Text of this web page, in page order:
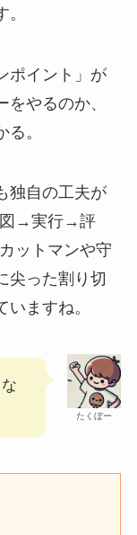
ポイント」が
やるのか、
。
独自の工夫が
図→実行→評
ットマンや守
尖った割り切
ますね。
たくぼー